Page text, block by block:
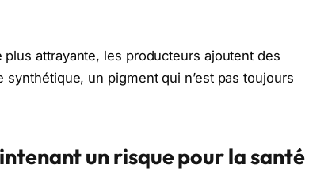
attrayante, les producteurs ajoutent des
synthétique, un pigment qui n’est pas toujours
un risque pour la santé